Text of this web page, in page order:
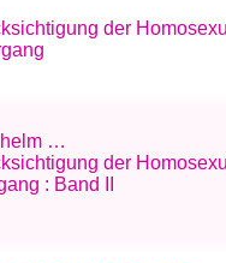
der
…
der
: Band II